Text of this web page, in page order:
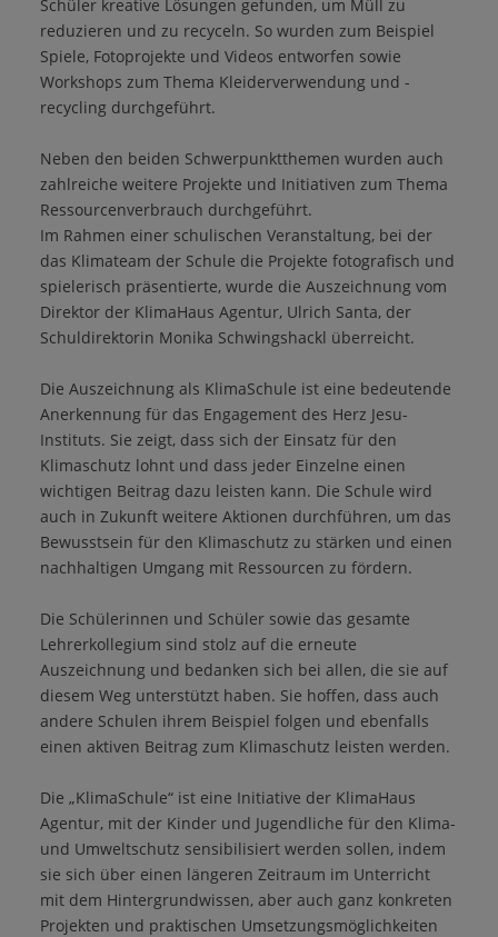
Schüler kreative Lösungen gefunden, um Müll zu
reduzieren und zu recyceln. So wurden zum Beispiel
Spiele, Fotoprojekte und Videos entworfen sowie
Workshops zum Thema Kleiderverwendung und -
recycling durchgeführt.
Neben den beiden Schwerpunktthemen wurden auch
zahlreiche weitere Projekte und Initiativen zum Thema
Ressourcenverbrauch durchgeführt.
Im Rahmen einer schulischen Veranstaltung, bei der
das Klimateam der Schule die Projekte fotografisch und
spielerisch präsentierte, wurde die Auszeichnung vom
Direktor der KlimaHaus Agentur, Ulrich Santa, der
Schuldirektorin Monika Schwingshackl überreicht.
Die Auszeichnung als KlimaSchule ist eine bedeutende
Anerkennung für das Engagement des Herz Jesu-
Instituts. Sie zeigt, dass sich der Einsatz für den
Klimaschutz lohnt und dass jeder Einzelne einen
wichtigen Beitrag dazu leisten kann. Die Schule wird
auch in Zukunft weitere Aktionen durchführen, um das
Bewusstsein für den Klimaschutz zu stärken und einen
nachhaltigen Umgang mit Ressourcen zu fördern.
Die Schülerinnen und Schüler sowie das gesamte
Lehrerkollegium sind stolz auf die erneute
Auszeichnung und bedanken sich bei allen, die sie auf
diesem Weg unterstützt haben. Sie hoffen, dass auch
andere Schulen ihrem Beispiel folgen und ebenfalls
einen aktiven Beitrag zum Klimaschutz leisten werden.
Die „KlimaSchule“ ist eine Initiative der KlimaHaus
Agentur, mit der Kinder und Jugendliche für den Klima-
und Umweltschutz sensibilisiert werden sollen, indem
sie sich über einen längeren Zeitraum im Unterricht
mit dem Hintergrundwissen, aber auch ganz konkreten
Projekten und praktischen Umsetzungsmöglichkeiten